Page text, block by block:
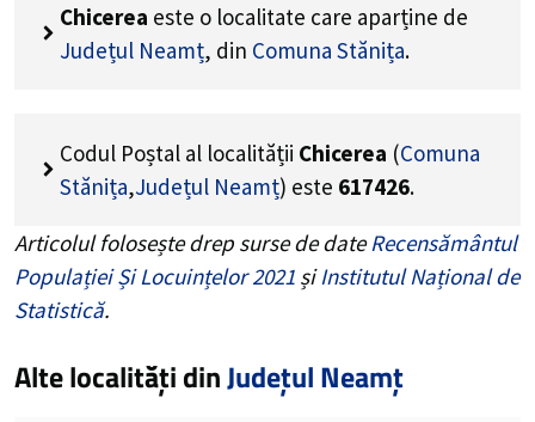
Chicerea este o localitate care aparține de
Județul Neamț, din Comuna Stănița.
Codul Poștal al localității Chicerea (Comuna
Stănița,Județul Neamț) este 617426.
Articolul folosește drep surse de dateRecensământul
Populației Și Locuințelor 2021 șiInstitutul Național de
Statistică.
Alte localități dinJudețul Neamț